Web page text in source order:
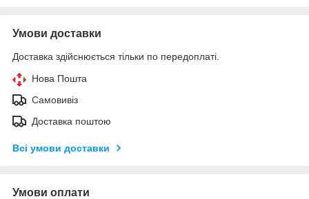
Умови доставки
Доставка здійснюється тільки по передоплаті.
Нова Пошта
Самовивіз
Доставка поштою
Всі умови доставки
Умови оплати